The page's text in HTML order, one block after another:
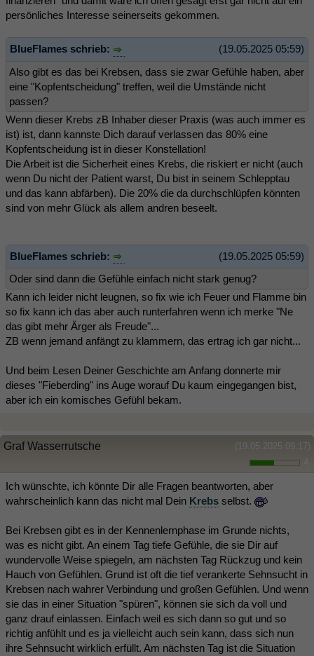
persönliches Interesse seinerseits gekommen.
(19.05.2025 05:59)
BlueFlames schrieb:
Also gibt es das bei Krebsen, dass sie zwar Gefühle haben, aber
eine "Kopfentscheidung" treffen, weil die Umstände nicht
passen?
Wenn dieser Krebs zB Inhaber dieser Praxis (was auch immer es
ist) ist, dann kannste Dich darauf verlassen das 80% eine
Kopfentscheidung ist in dieser Konstellation!
Die Arbeit ist die Sicherheit eines Krebs, die riskiert er nicht (auch
wenn Du nicht der Patient warst, Du bist in seinem Schlepptau
und das kann abfärben). Die 20% die da durchschlüpfen könnten
sind von mehr Glück als allem andren beseelt.
(19.05.2025 05:59)
BlueFlames schrieb:
Oder sind dann die Gefühle einfach nicht stark genug?
Kann ich leider nicht leugnen, so fix wie ich Feuer und Flamme bin
so fix kann ich das aber auch runterfahren wenn ich merke "Ne
das gibt mehr Ärger als Freude"...
ZB wenn jemand anfängt zu klammern, das ertrag ich gar nicht...
Und beim Lesen Deiner Geschichte am Anfang donnerte mir
dieses "Fieberding" ins Auge worauf Du kaum eingegangen bist,
aber ich ein komisches Gefühl bekam.
(19.05.2025 09:17)
Graf Wasserrutsche
Ich wünschte, ich könnte Dir alle Fragen beantworten, aber
wahrscheinlich kann das nicht mal Dein Krebs selbst.
Bei Krebsen gibt es in der Kennenlernphase im Grunde nichts,
was es nicht gibt. An einem Tag tiefe Gefühle, die sie Dir auf
wundervolle Weise spiegeln, am nächsten Tag Rückzug und kein
Hauch von Gefühlen. Grund ist oft die tief verankerte Sehnsucht in
Krebsen nach wahrer Verbindung und großen Gefühlen. Und wenn
sie das in einer Situation "spüren", können sie sich da voll und
ganz drauf einlassen. Einfach weil es sich dann so gut und so
richtig anfühlt und es ja vielleicht auch sein kann, dass sich nun
ihre Sehnsucht wirklich erfüllt. Am nächsten Tag ist die Situation